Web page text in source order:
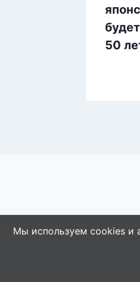
50
Мы используем cookies и